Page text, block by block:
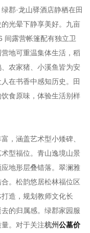
郡·龙山驿酒店静栖在田
光晕下静享美好。九亩
间露营帐篷配有独立卫
地可重温集体生活，稻
农家猪、小溪鱼皆为安
在书香中感知历史。田
食原味，体验生活别样
，涵盖艺术型小矮碑、
型福位。青山逸境山景
地形层叠错落。翠澜雅
。松韵悠居松林福位区
造，规划教师文化长
的归属感。绿郡家园服
。对于关注杭州公墓价